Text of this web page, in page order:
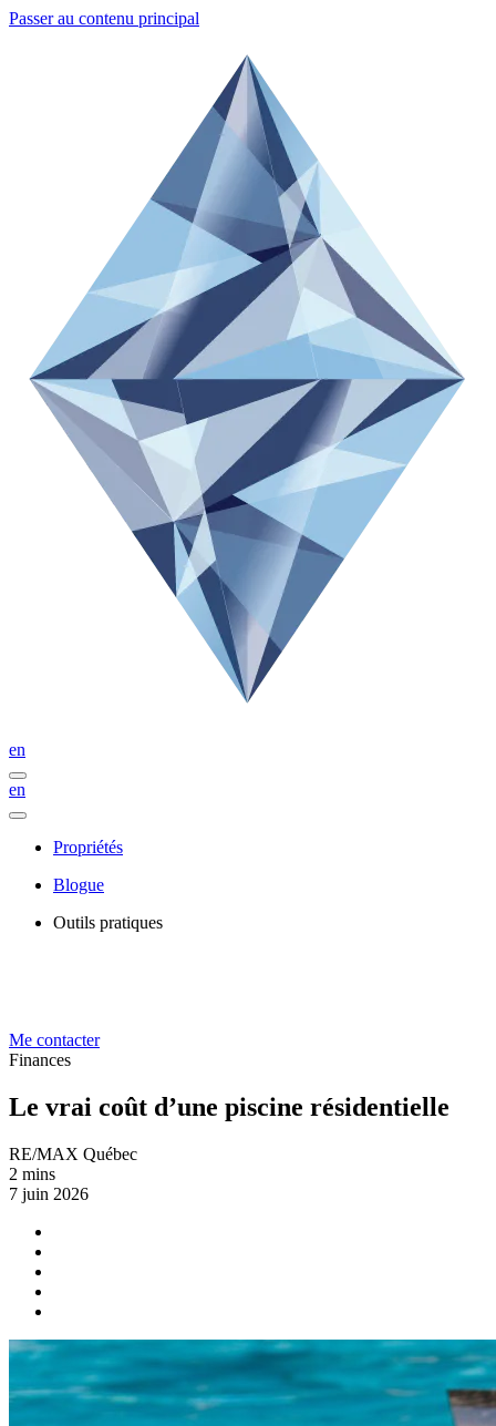
Passer au contenu principal
en
en
Propriétés
Blogue
Outils pratiques
Me contacter
Finances
Le vrai coût d’une piscine résidentielle
RE/MAX Québec
2 mins
7 juin 2026